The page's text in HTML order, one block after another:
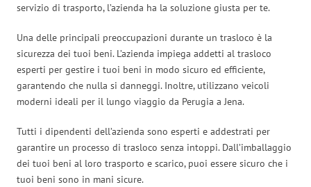
servizio di trasporto, l’azienda ha la soluzione giusta per te.
Una delle principali preoccupazioni durante un trasloco è la
sicurezza dei tuoi beni. L’azienda impiega addetti al trasloco
esperti per gestire i tuoi beni in modo sicuro ed efficiente,
garantendo che nulla si danneggi. Inoltre, utilizzano veicoli
moderni ideali per il lungo viaggio da Perugia a Jena.
Tutti i dipendenti dell’azienda sono esperti e addestrati per
garantire un processo di trasloco senza intoppi. Dall’imballaggio
dei tuoi beni al loro trasporto e scarico, puoi essere sicuro che i
tuoi beni sono in mani sicure.